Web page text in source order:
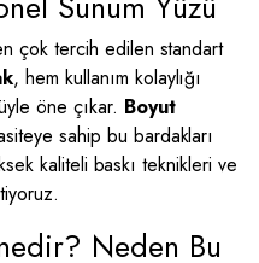
çok tercih edilen standart
, hem kullanım kolaylığı
öne çıkar. Boyut
sahip bu bardakları
kaliteli baskı teknikleri ve
Neden Bu